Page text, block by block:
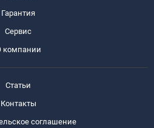
Гарантия
Сервис
компании
Статьи
Контакты
соглашение